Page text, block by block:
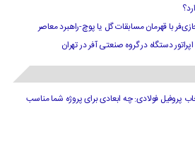
با قهرمان مسابقات گل یا پوچ-راهبرد معاصر
دستگاه در گروه صنعتی آفر در تهران
پروفیل فولادی: چه ابعادی برای پروژه شما مناسب